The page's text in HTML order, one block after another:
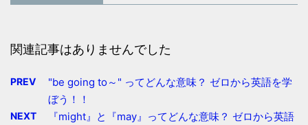
関連記事はありませんでした
PREV
"be going to～" ってどんな意味？ ゼロから英語を学
ぼう！！
NEXT
『might』と『may』ってどんな意味？ ゼロから英語